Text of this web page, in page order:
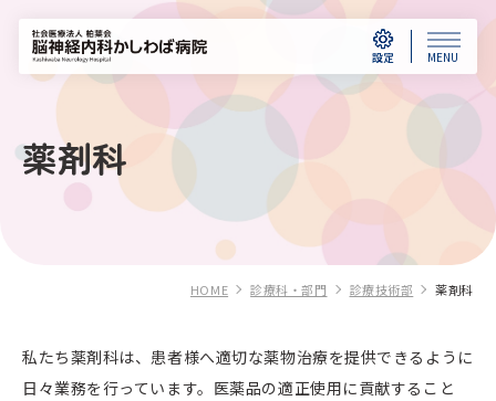
設定 MENU
薬剤科
HOME 診療科・部門 診療技術部 薬剤科
私たち薬剤科は、患者様へ適切な薬物治療を提供できるように
日々業務を行っています。医薬品の適正使用に貢献すること